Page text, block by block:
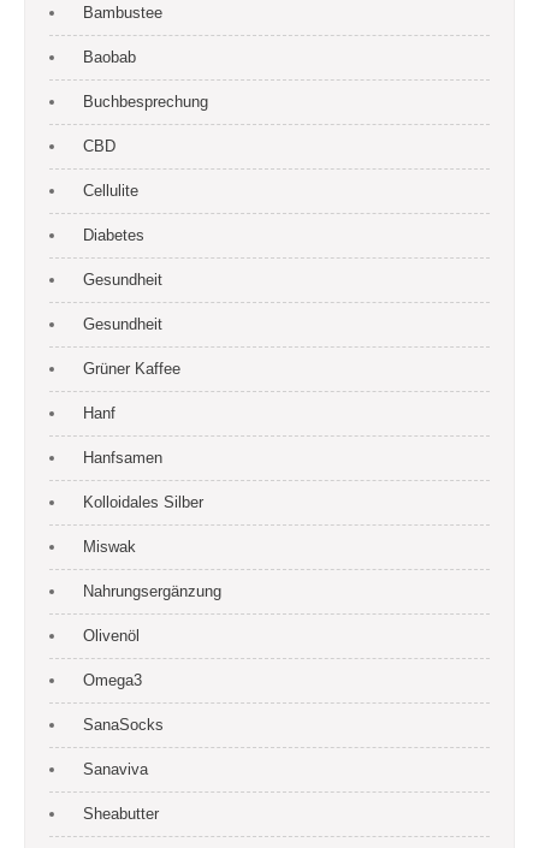
Bambustee
Baobab
Buchbesprechung
CBD
Cellulite
Diabetes
Gesundheit
Gesundheit
Grüner Kaffee
Hanf
Hanfsamen
Kolloidales Silber
Miswak
Nahrungsergänzung
Olivenöl
Omega3
SanaSocks
Sanaviva
Sheabutter